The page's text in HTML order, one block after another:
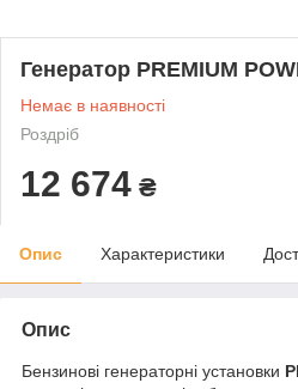
Генератор PREMIUM
Немає в наявності
Роздріб
12 674 ₴
Опис Характеристики
Опис
Бензинові генераторні установки